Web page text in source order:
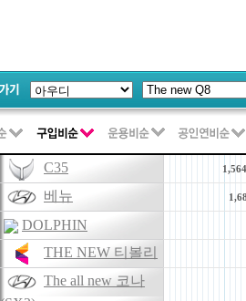
C35 1,564
베뉴
DOLPHIN
THE NEW 티볼리
The all new 코나